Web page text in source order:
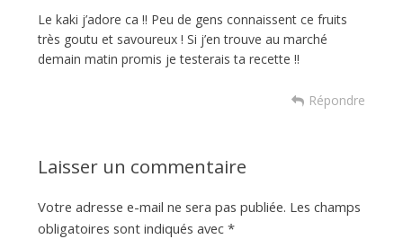
Le kaki j’adore ca !! Peu de gens connaissent ce fruits
très goutu et savoureux ! Si j’en trouve au marché
demain matin promis je testerais ta recette !!
Répondre
Laisser un commentaire
Votre adresse e-mail ne sera pas publiée. Les champs
obligatoires sont indiqués avec *